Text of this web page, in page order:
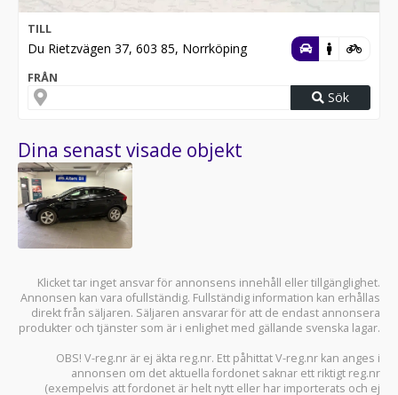
TILL
Du Rietzvägen 37, 603 85, Norrköping
FRÅN
Sök
Dina senast visade objekt
Klicket tar inget ansvar för annonsens innehåll eller tillgänglighet.
Annonsen kan vara ofullständig. Fullständig information kan erhållas
direkt från säljaren. Säljaren ansvarar för att de endast annonsera
produkter och tjänster som är i enlighet med gällande svenska lagar.
OBS! V-reg.nr är ej äkta reg.nr. Ett påhittat V-reg.nr kan anges i
annonsen om det aktuella fordonet saknar ett riktigt reg.nr
(exempelvis att fordonet är helt nytt eller har importerats och ej